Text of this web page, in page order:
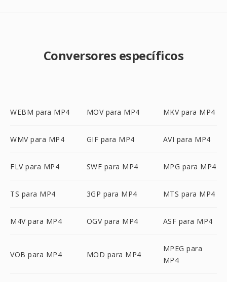
Conversores específicos
WEBM para MP4 MOV para MP4 MKV para MP4
WMV para MP4 GIF para MP4 AVI para MP4
FLV para MP4 SWF para MP4 MPG para MP4
TS para MP4 3GP para MP4 MTS para MP4
M4V para MP4 OGV para MP4 ASF para MP4
VOB para MP4 MOD para MP4
MPEG para
MP4